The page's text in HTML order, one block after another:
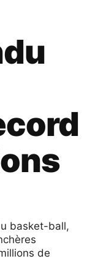
basket-ball,
de